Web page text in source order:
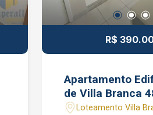
R$
Apartamento
de Villa Branca
dormitórios
Loteamento Villa